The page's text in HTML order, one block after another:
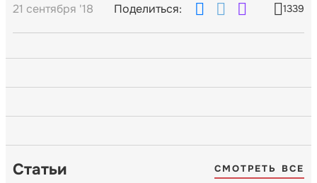
21 сентября '18 Поделиться: 1339
Статьи СМОТРЕТЬ ВСЕ